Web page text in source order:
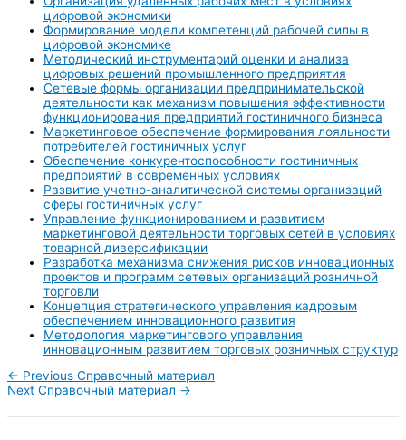
цифровой экономики
Формирование модели компетенций рабочей силы в
цифровой экономике
Методический инструментарий оценки и анализа
цифровых решений промышленного предприятия
Сетевые формы организации предпринимательской
деятельности как механизм повышения эффективности
функционирования предприятий гостиничного бизнеса
Маркетинговое обеспечение формирования лояльности
потребителей гостиничных услуг
Обеспечение конкурентоспособности гостиничных
предприятий в современных условиях
Развитие учетно-аналитической системы организаций
сферы гостиничных услуг
Управление функционированием и развитием
маркетинговой деятельности торговых сетей в условиях
товарной диверсификации
Разработка механизма снижения рисков инновационных
проектов и программ сетевых организаций розничной
торговли
Концепция стратегического управления кадровым
обеспечением инновационного развития
Методология маркетингового управления
инновационным развитием торговых розничных структур
← Previous Справочный материал
Next Справочный материал →